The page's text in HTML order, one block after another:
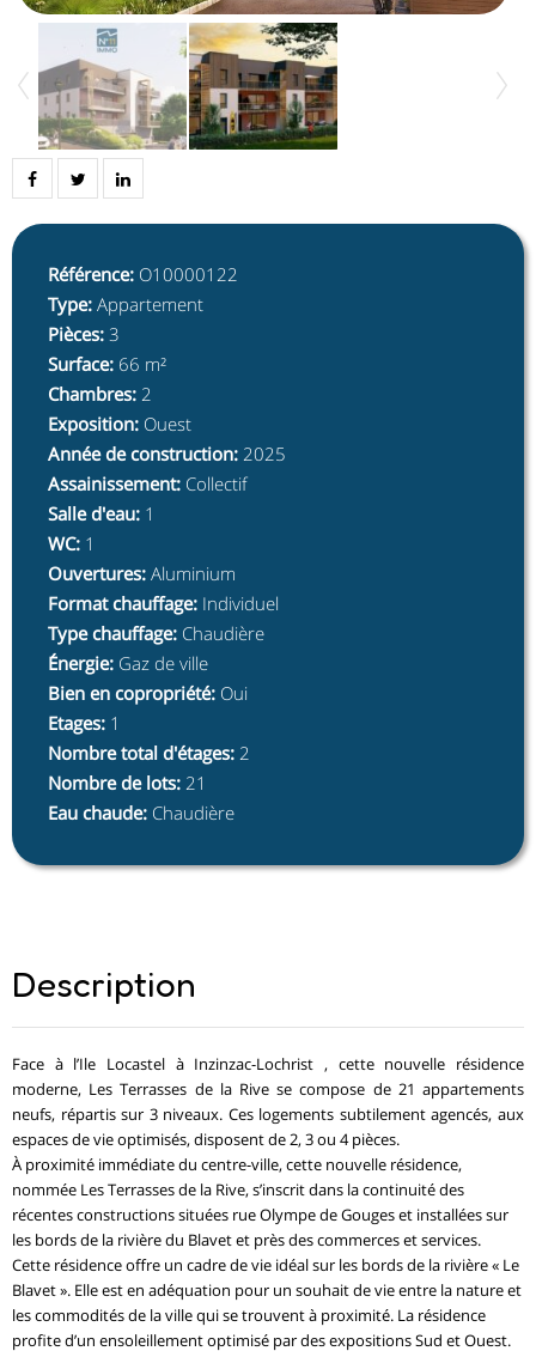
Référence: O10000122
Type: Appartement
Pièces: 3
Surface: 66 m²
Chambres: 2
Exposition: Ouest
Année de construction: 2025
Assainissement: Collectif
Salle d'eau: 1
WC: 1
Ouvertures: Aluminium
Format chauffage: Individuel
Type chauffage: Chaudière
Énergie: Gaz de ville
Bien en copropriété: Oui
Etages: 1
Nombre total d'étages: 2
Nombre de lots: 21
Eau chaude: Chaudière
Description
Face à l’Ile Locastel à Inzinzac-Lochrist , cette nouvelle résidence
moderne, Les Terrasses de la Rive se compose de 21 appartements
neufs, répartis sur 3 niveaux. Ces logements subtilement agencés, aux
espaces de vie optimisés, disposent de 2, 3 ou 4 pièces.
À proximité immédiate du centre-ville, cette nouvelle résidence,
nommée Les Terrasses de la Rive, s’inscrit dans la continuité des
récentes constructions situées rue Olympe de Gouges et installées sur
les bords de la rivière du Blavet et près des commerces et services.
Cette résidence offre un cadre de vie idéal sur les bords de la rivière « Le
Blavet ». Elle est en adéquation pour un souhait de vie entre la nature et
les commodités de la ville qui se trouvent à proximité. La résidence
profite d’un ensoleillement optimisé par des expositions Sud et Ouest.